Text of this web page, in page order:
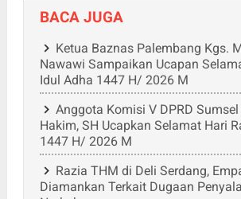
BACA JUGA
Ketua Baznas Palembang Kgs.
Nawawi Sampaikan Ucapan
Idul Adha 1447 H/ 2026 M
Anggota Komisi V DPRD
Hakim, SH Ucapkan Selamat Hari
1447 H/ 2026 M
Razia THM di Deli Serdang,
Diamankan Terkait Dugaan